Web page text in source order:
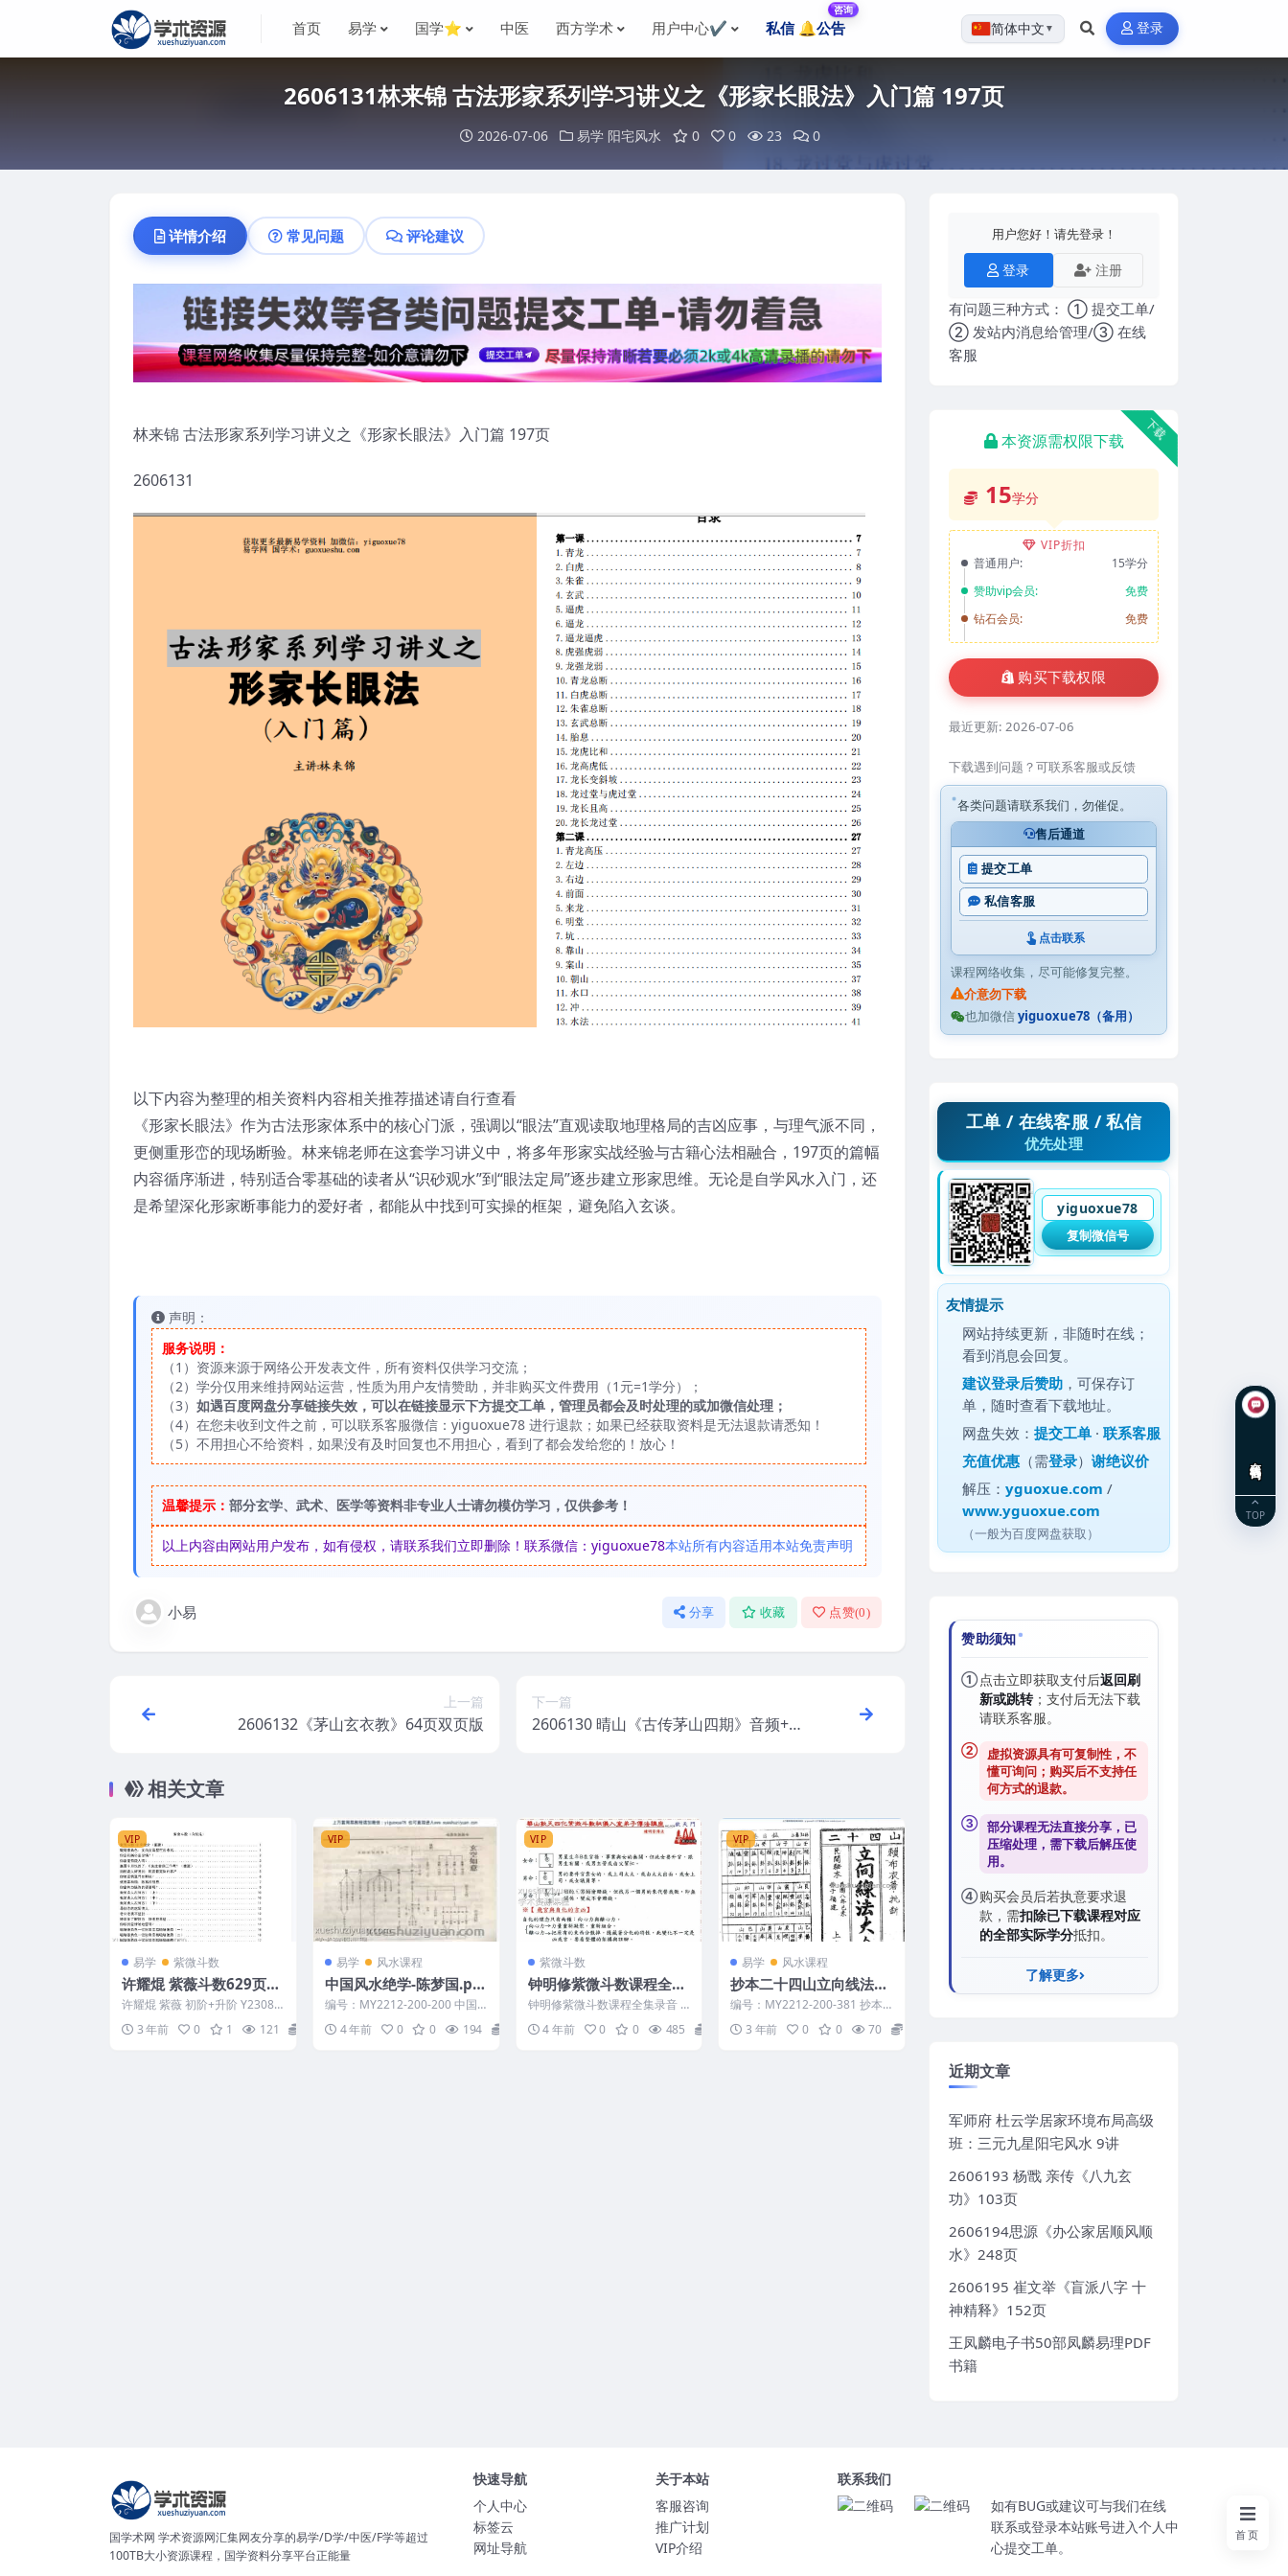
首页 易学 国学⭐ 中医 西方学术 用户中心✔️ 私信 🔔公告
咨询
简体中文 ▼ 登录
2606131林来锦 古法形家系列学习讲义之《形家长眼法》入门篇 197页
2026-07-06 易学 阳宅风水 0 0 23 0
详情介绍 常见问题 评论建议
林来锦 古法形家系列学习讲义之《形家长眼法》入门篇 197页
2606131
以下内容为整理的相关资料内容相关推荐描述请自行查看
《形家长眼法》作为古法形家体系中的核心门派，强调以“眼法”直观读取地理格局的吉凶应事，与理气派不同，
更侧重形峦的现场断验。林来锦老师在这套学习讲义中，将多年形家实战经验与古籍心法相融合，197页的篇幅
内容循序渐进，特别适合零基础的读者从“识砂观水”到“眼法定局”逐步建立形家思维。无论是自学风水入门，还
是希望深化形家断事能力的爱好者，都能从中找到可实操的框架，避免陷入玄谈。
声明：
服务说明：
（1）资源来源于网络公开发表文件，所有资料仅供学习交流；
（2）学分仅用来维持网站运营，性质为用户友情赞助，并非购买文件费用（1元=1学分）；
（3） 如遇百度网盘分享链接失效，可以在链接显示下方提交工单，管理员都会及时处理的或加微信处理；
（4）在您未收到文件之前，可以联系客服微信：yiguoxue78 进行退款；如果已经获取资料是无法退款请悉知！
（5）不用担心不给资料，如果没有及时回复也不用担心，看到了都会发给您的！放心！
温馨提示： 部分玄学、武术、医学等资料非专业人士请勿模仿学习，仅供参考！
以上内容由网站用户发布，如有侵权，请联系我们立即删除！联系微信：yiguoxue78本站所有内容适用本站免责声明
小易 分享 收藏 点赞(0)
上一篇
2606132《茅山玄衣教》64页双页版
下一篇
2606130 晴山《古传茅山四期》音频+文
相关文章
VIP
易学 紫微斗数
许耀焜 紫薇斗数629页P
DF+紫薇升阶教程
许耀焜 紫薇 初阶+升阶 Y2308-
3 年前 0 1 121
VIP
易学 风水课程
中国风水绝学-陈梦国.pd
f
编号：MY2212-200-200 中国
风水绝学-陈梦国.pdf
4 年前 0 0 194
VIP
紫微斗数
钟明修紫微斗数课程全集
录音 2016年入室弟子培
训班pdf讲义
钟明修紫微斗数课程全集录音 2
016年入室弟子培训班pdf讲义
D221344钟...
4 年前 0 0 485
VIP
易学 风水课程
抄本二十四山立向线法大
全上卷.pdf
编号：MY2212-200-381 抄本
二十四山立向线法大全上卷.pdf
3 年前 0 0 70
用户您好！请先登录！
登录 注册
有问题三种方式： ① 提交工单/
② 发站内消息给管理/③ 在线
客服
下载
本资源需权限下载
15学分
VIP折扣
普通用户:
15学分
赞助vip会员:
免费
钻石会员:
免费
购买下载权限
最近更新: 2026-07-06
下载遇到问题？可联系客服或反馈
各类问题请联系我们，勿催促。
售后通道
提交工单
私信客服
点击联系
课程网络收集，尽可能修复完整。
介意勿下载
也加微信yiguoxue78（备用）
工单 / 在线客服 / 私信
优先处理
yiguoxue78
复制微信号
友情提示
网站持续更新，非随时在线；
看到消息会回复。
建议登录后赞助 ，可保存订
单，随时查看下载地址。
网盘失效：提交工单 ·联系客服
充值优惠 （需登录）谢绝议价
解压：yguoxue.com /
www.yguoxue.com
（一般为百度网盘获取）
赞助须知
①点击立即获取支付后返回刷
新或跳转；支付后无法下载
请联系客服。
②
虚拟资源具有可复制性，不
懂可询问；购买后不支持任
何方式的退款。
③ 部分课程无法直接分享，已
压缩处理，需下载后解压使
用。
④购买会员后若执意要求退
款，需扣除已下载课程对应
的全部实际学分抵扣。
了解更多
近期文章
军师府 杜云学居家环境布局高级
班：三元九星阳宅风水 9讲
2606193 杨戬 亲传《八九玄
功》103页
2606194思源《办公家居顺风顺
水》248页
2606195 崔文举《盲派八字 十
神精释》152页
王凤麟电子书50部凤麟易理PDF
书籍
国学术网 学术资源网汇集网友分享的易学/D学/中医/F学等超过
100TB大小资源课程，国学资料分享平台正能量
快速导航
个人中心
标签云
网址导航
关于本站
客服咨询
推广计划
VIP介绍
联系我们
如有BUG或建议可与我们在线
联系或登录本站账号进入个人中
心提交工单。
首页
TOP